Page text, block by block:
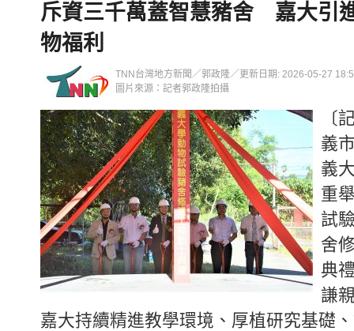
斥資三千萬蓋智慧豬舍 嘉大引
物福利
TNN台灣地方新聞／郭政隆／更新日期: 2026-05-27
圖片來源：記者郭政隆拍攝
〔
義
義
重
試
舍
典
謙
嘉大持續精進教學環境、厚植研究基礎